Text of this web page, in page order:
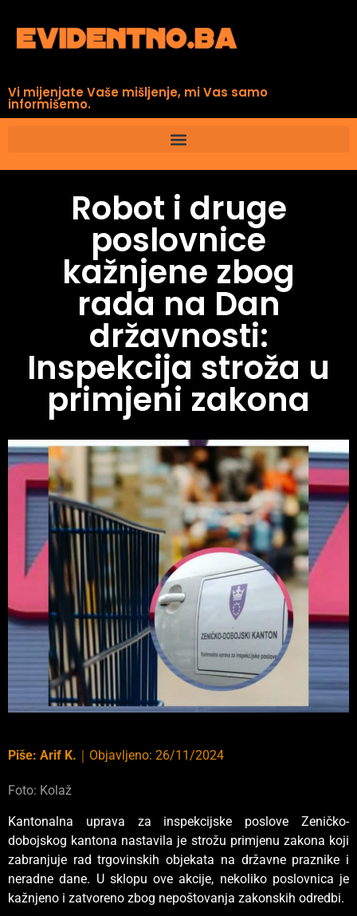
Vi mijenjate Vaše mišljenje, mi Vas samo
informišemo.
Robot i druge
poslovnice
kažnjene zbog
rada na Dan
državnosti:
Inspekcija stroža u
primjeni zakona
Piše: Arif K. ｜ Objavljeno: 26/11/2024
Foto: Kolaž
Kantonalna uprava za inspekcijske poslove Zeničko-
dobojskog kantona nastavila je strožu primjenu zakona koji
zabranjuje rad trgovinskih objekata na državne praznike i
neradne dane. U sklopu ove akcije, nekoliko poslovnica je
kažnjeno i zatvoreno zbog nepoštovanja zakonskih odredbi.